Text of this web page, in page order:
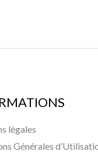
légales
Générales